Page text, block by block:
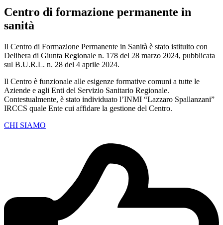
Centro di formazione permanente in
sanità
Il Centro di Formazione Permanente in Sanità è stato istituito con
Delibera di Giunta Regionale n. 178 del 28 marzo 2024, pubblicata
sul B.U.R.L. n. 28 del 4 aprile 2024.
Il Centro è funzionale alle esigenze formative comuni a tutte le
Aziende e agli Enti del Servizio Sanitario Regionale.
Contestualmente, è stato individuato l’INMI “Lazzaro Spallanzani”
IRCCS quale Ente cui affidare la gestione del Centro.
CHI SIAMO